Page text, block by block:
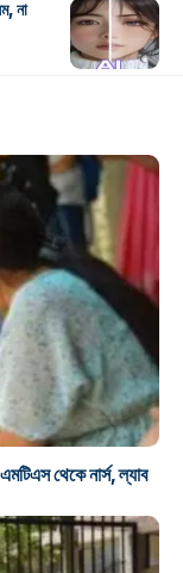
না
থেকে নার্স, ল্যাব